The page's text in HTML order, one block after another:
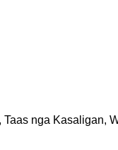
nga Kasaligan,